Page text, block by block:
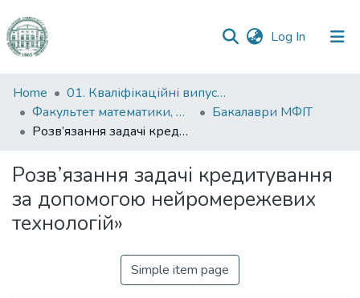
Log In (current)
Communities
&
Collections
Statistics
Home
01. Кваліфікаційні випускні роботи здобувачів вищої освіти
Факультет математики, фізики та інформаційних технологій
Бакалаври МФІТ
Розв’язання задачi кредитування за допомогою нейромережевих технологiй»
Розв’язання задачi кредитування
за допомогою нейромережевих
технологiй»
Simple item page